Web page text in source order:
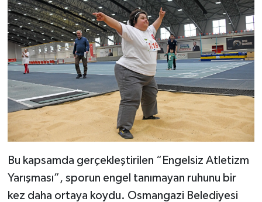
Bu kapsamda gerçekleştirilen “Engelsiz Atletizm
Yarışması”, sporun engel tanımayan ruhunu bir
kez daha ortaya koydu. Osmangazi Belediyesi